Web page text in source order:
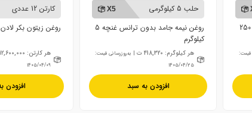
روغن زیتون فرابکر سی‌سام مقدار 250
قیمت:
X5
حلب 5 کیلوگرمی
روغن نیمه جامد بدون ترانس غنچه 5
کیلوگرم
هر کیلوگرم: 418,320 ت
| به‌روزرسانی قیمت:
۱۴۰۵/۰۴/۲۵
افزودن به سبد
کارتن 12 عددی
روغن زیتون بکر لادن 0.5 لیتر
هر کارتن: 12,600,000 ت
۱۴۰۵/۰۴/۰۹
افزودن